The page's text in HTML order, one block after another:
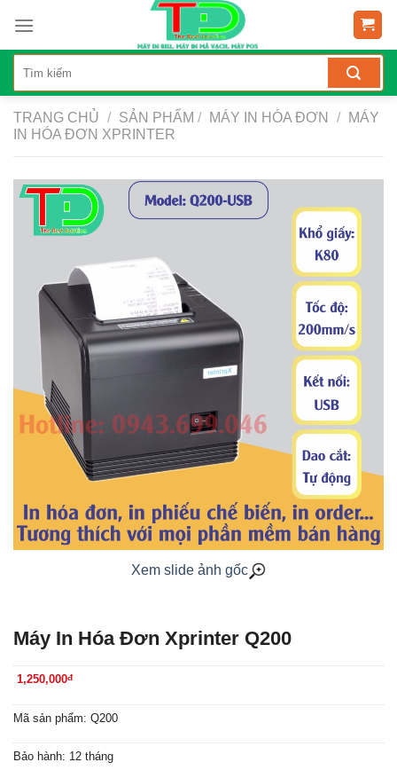
content
TRANG CHỦ / SẢN PHẨM / MÁY IN HÓA ĐƠN /
MÁY
IN HÓA ĐƠN XPRINTER
Xem slide ảnh gốc
Máy In Hóa Đơn Xprinter Q200
1,250,000đ
Mã sản phẩm: Q200
Bảo hành: 12 tháng